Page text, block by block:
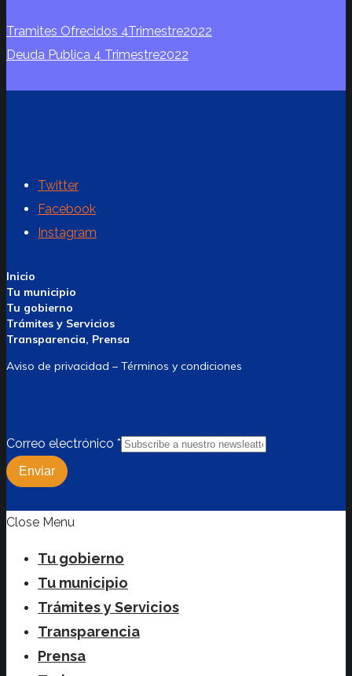
Tramites Ofrecidos 4Trimestre2022
Deuda Publica 4 Trimestre2022
Twitter
Facebook
Instagram
Inicio
Tu municipio
Tu gobierno
Trámites y Servicios
Transparencia, Prensa
Aviso de privacidad – Términos y condiciones
Correo electrónico *
Enviar
Close Menu
Tu gobierno
Tu municipio
Trámites y Servicios
Transparencia
Prensa